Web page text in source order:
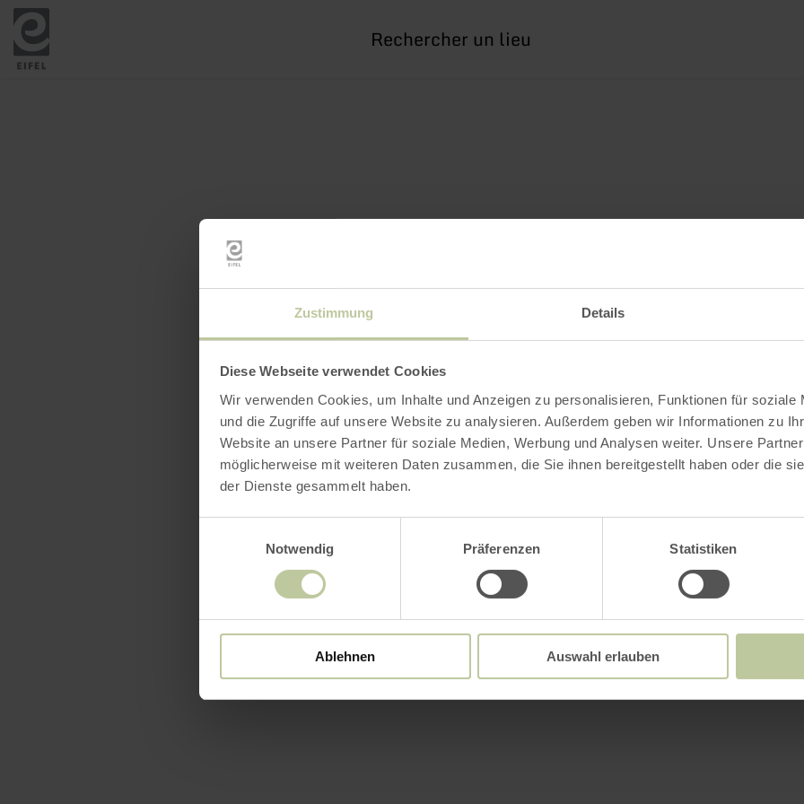
Zustimmung Details
Diese Webseite verwendet Cookies
Wir verwenden Cookies, um Inhalte und Anzeigen zu personalisieren, Funktionen für soziale
und die Zugriffe auf unsere Website zu analysieren. Außerdem geben wir Informationen zu
Website an unsere Partner für soziale Medien, Werbung und Analysen weiter. Unsere
möglicherweise mit weiteren Daten zusammen, die Sie ihnen bereitgestellt haben oder die
der Dienste gesammelt haben.
Notwendig
Präferenzen Statistiken
Ablehnen Auswahl erlauben
recherche